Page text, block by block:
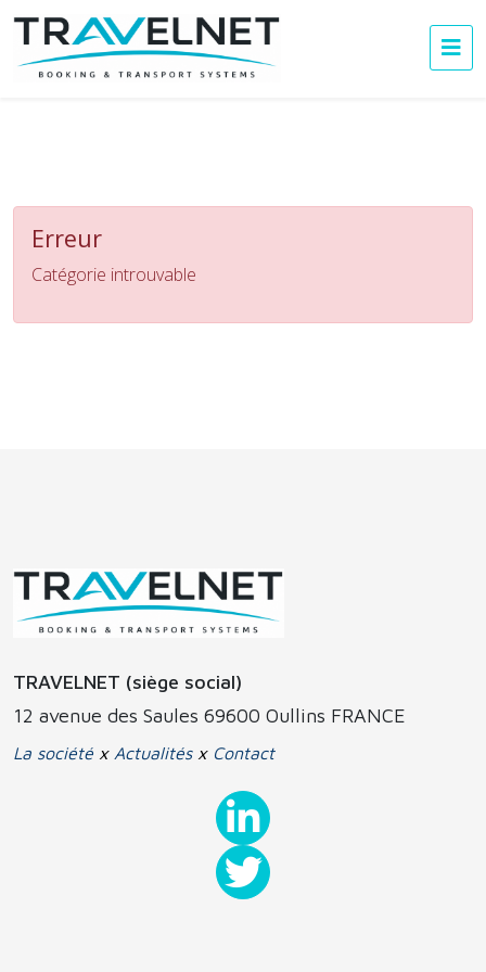
Erreur
Catégorie introuvable
TRAVELNET (siège social)
12 avenue des Saules 69600 Oullins FRANCE
La société x Actualitésx Contact